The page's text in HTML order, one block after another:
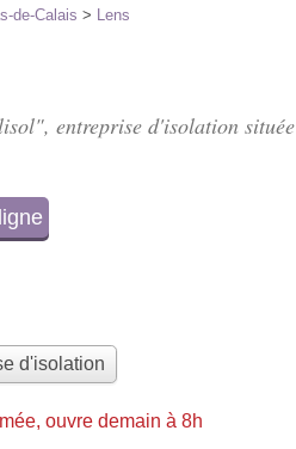
de-Calais > Lens
entreprise d'isolation située
d'isolation
ouvre demain à 8h